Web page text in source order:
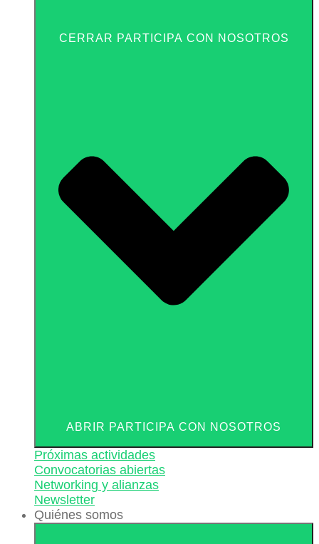
CERRAR PARTICIPA CON NOSOTROS
ABRIR PARTICIPA CON NOSOTROS
Próximas actividades
Convocatorias abiertas
Networking y alianzas
Newsletter
Quiénes somos